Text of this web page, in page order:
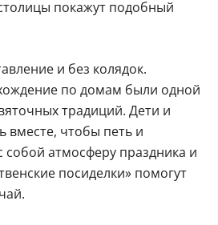
покажут подобный
и без колядок.
по домам были одной
традиций. Дети и
вместе, чтобы петь и
собой атмосферу праздника и
посиделки» помогут